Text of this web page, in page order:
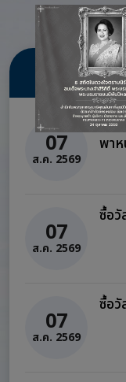
ข่
07
ส.ค. 2569
จ้าง
พาห
07
ส.ค. 2569
ซื้อวั
07
ส.ค. 2569
ซื้อ